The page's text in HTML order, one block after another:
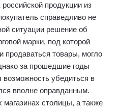
российской продукции из
справедливо не
ситуации решение об
марки, под которой
продаваться товары, могло
за прошедшие годы
возможность убедиться в
вполне оправданным.
магазинах столицы, а также